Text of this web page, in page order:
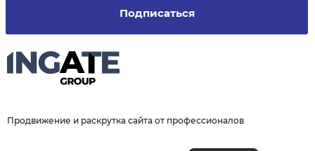
Продвижение и раскрутка сайта от профессионалов
Подписаться